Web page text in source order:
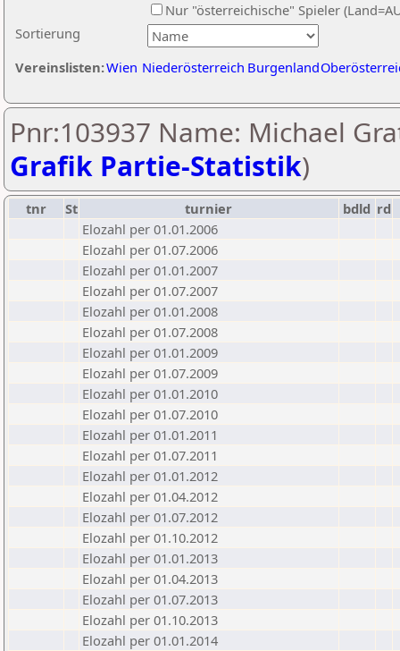
Sortierung
Nur "österreichische" Spieler
Vereinslisten:Wien Niederösterreich Burgenland
Pnr:103937 Name: Michael
Grafik Partie-Statistik)
tnr St turnier bdld rd
Elozahl per 01.01.2006
Elozahl per 01.07.2006
Elozahl per 01.01.2007
Elozahl per 01.07.2007
Elozahl per 01.01.2008
Elozahl per 01.07.2008
Elozahl per 01.01.2009
Elozahl per 01.07.2009
Elozahl per 01.01.2010
Elozahl per 01.07.2010
Elozahl per 01.01.2011
Elozahl per 01.07.2011
Elozahl per 01.01.2012
Elozahl per 01.04.2012
Elozahl per 01.07.2012
Elozahl per 01.10.2012
Elozahl per 01.01.2013
Elozahl per 01.04.2013
Elozahl per 01.07.2013
Elozahl per 01.10.2013
Elozahl per 01.01.2014